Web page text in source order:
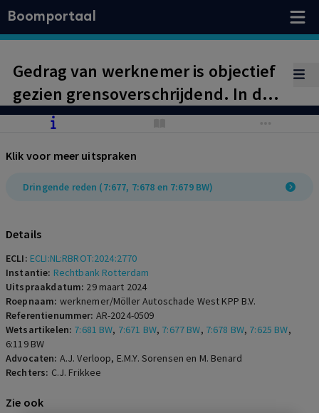
Boomportaal
Gedrag van werknemer is objectief
gezien grensoverschrijdend. In de
gegeven omstandigheden levert dit
reden op. Daarbij is onder meer van
belang dat werkgever tijdens het
onnodig veel druk op werknemer
heeft gelegd.
Klik voor meer uitspraken
Dringende reden (7:677, 7:678 en 7:679 BW)
Details
ECLI: ECLI:NL:RBROT:2024:2770
Instantie: Rechtbank Rotterdam
Uitspraakdatum: 29 maart 2024
Roepnaam: werknemer/Möller Autoschade West KPP B.V.
Referentienummer: AR-2024-0509
Wetsartikelen: 7:681 BW, 7:671 BW, 7:677 BW, 7:678 BW, 7:625 BW,
6:119 BW
Advocaten: A.J. Verloop, E.M.Y. Sorensen en M. Benard
Rechters: C.J. Frikkee
Zie ook